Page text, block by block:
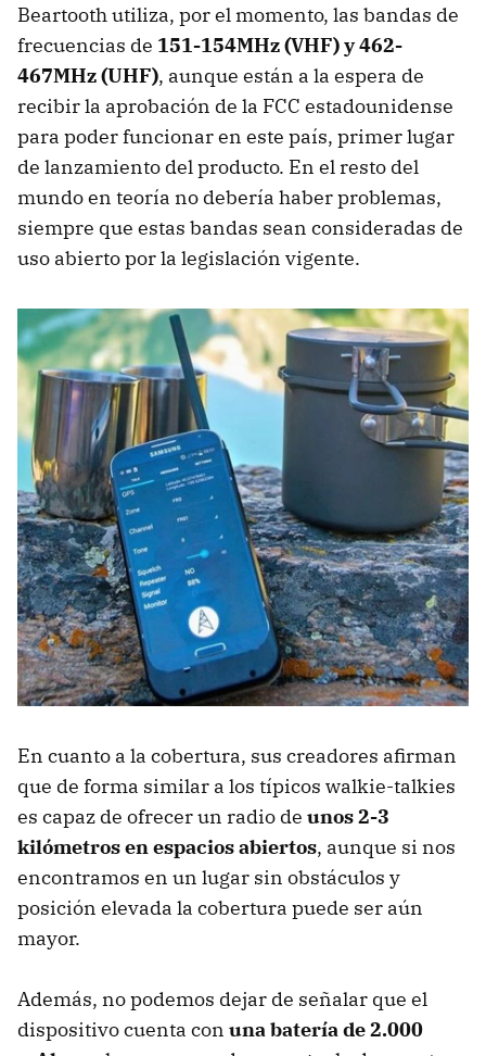
Beartooth utiliza, por el momento, las bandas de
frecuencias de 151-154MHz (VHF) y 462-
467MHz (UHF), aunque están a la espera de
recibir la aprobación de la FCC estadounidense
para poder funcionar en este país, primer lugar
de lanzamiento del producto. En el resto del
mundo en teoría no debería haber problemas,
siempre que estas bandas sean consideradas de
uso abierto por la legislación vigente.
En cuanto a la cobertura, sus creadores afirman
que de forma similar a los típicos walkie-talkies
es capaz de ofrecer un radio de unos 2-3
kilómetros en espacios abiertos, aunque si nos
encontramos en un lugar sin obstáculos y
posición elevada la cobertura puede ser aún
mayor.
Además, no podemos dejar de señalar que el
dispositivo cuenta con una batería de 2.000